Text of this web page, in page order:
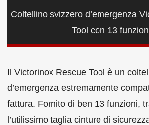
Coltellino svizzero d’emergenza
Tool con 13
Il Victorinox Rescue Tool è un
d’emergenza estremamente
fattura. Fornito di ben 13 funzioni,
l’utilissimo taglia cinture di